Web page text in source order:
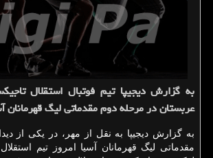
به گزارش دیجیپا تیم فوتبال استقلال
عربستان در مرحله دوم مقدماتی لیگ قهرمانان
به گزارش دیجیپا به نقل از مهر، در یكی از
مقدماتی لیگ قهرمانان آسیا امروز تیم